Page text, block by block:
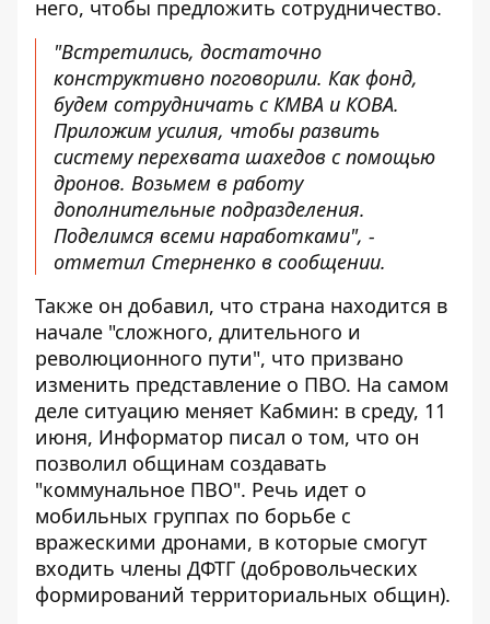
него, чтобы предложить сотрудничество.
"Встретились, достаточно
конструктивно поговорили. Как фонд,
будем сотрудничать с КМВА и КОВА.
Приложим усилия, чтобы развить
систему перехвата шахедов с помощью
дронов. Возьмем в работу
дополнительные подразделения.
Поделимся всеми наработками", -
отметил Стерненко в сообщении.
Также он добавил, что страна находится в
начале "сложного, длительного и
революционного пути", что призвано
изменить представление о ПВО. На самом
деле ситуацию меняет Кабмин: в среду, 11
июня, Информатор писал о том, что он
позволил общинам создавать
"коммунальное ПВО". Речь идет о
мобильных группах по борьбе с
вражескими дронами, в которые смогут
входить члены ДФТГ (добровольческих
формирований территориальных общин).